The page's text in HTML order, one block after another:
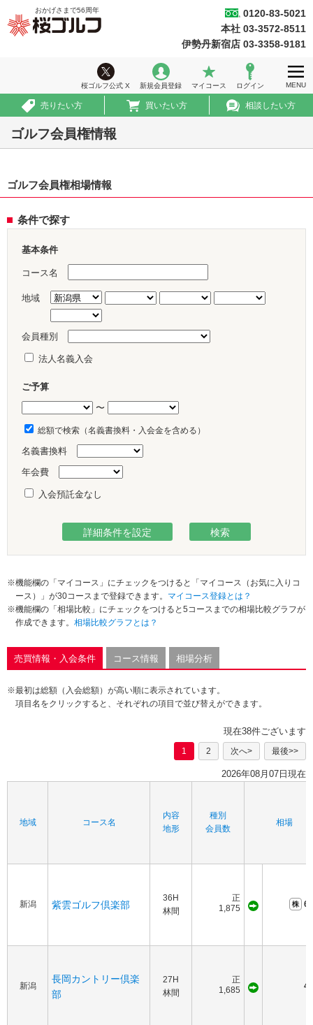
ホーム
ウィークリー情報
ゴルフ会員権情報
おかげさまで56 周年
桜ゴルフ公式 X 新規会員登録 マイコース ログイン MENU
0120-83-5021
本社 03-3572-8511
伊勢丹新宿店 03-3358-9181
売りたい方 買いたい方 相談したい方
ゴルフ会員権情報
ゴルフ会員権相場情報
条件で探す
基本条件
コース名
地域
会員種別
法人名義入会
ご予算
〜
総額で検索（名義書換料・入会金を含める）
名義書換料
年会費
入会預託金なし
※機能欄の「マイコース」にチェックをつけると「マイコース（お気に入りコ
ース）」が30コースまで登録できます。 マイコース登録とは？
※機能欄の「相場比較」にチェックをつけると5コースまでの相場比較グラフが
作成できます。 相場比較グラフとは？
売買情報・入会条件 コース情報 相場分析
※最初は総額（入会総額）が高い順に表示されています。
項目名をクリックすると、それぞれの項目で並び替えができます。
現在38件ございます
1 2 次へ> 最後>>
2026年08月07日現在
地域 コース名
内容
地形
種別
会員数
相場
新潟 紫雲ゴルフ倶楽部
36H
林間
正
1,875
新潟
長岡カントリー倶楽
部
27H
林間
正
1,685